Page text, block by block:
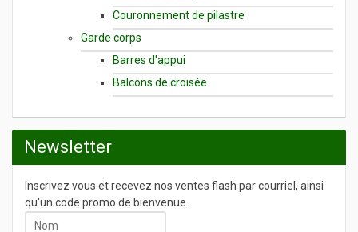
Couronnement de pilastre
Garde corps
Barres d'appui
Balcons de croisée
Newsletter
Inscrivez vous et recevez nos ventes flash par courriel, ainsi
qu'un code promo de bienvenue.